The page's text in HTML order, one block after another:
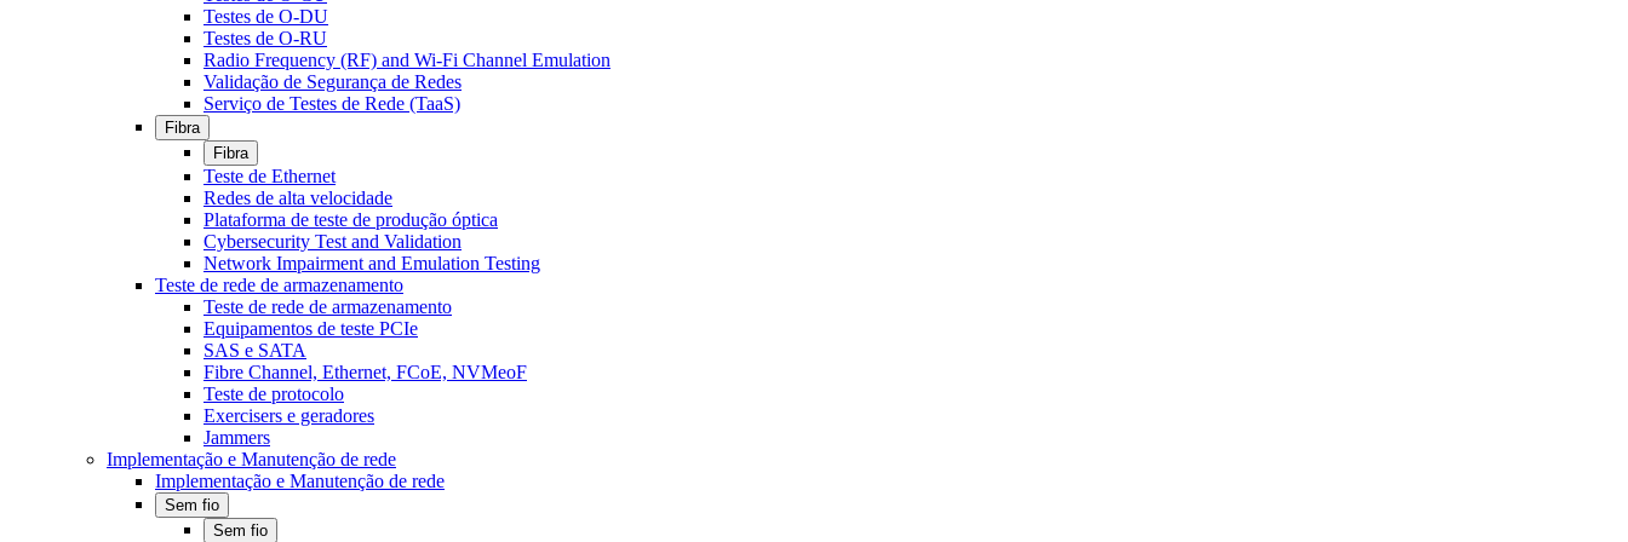
Testes de O-DU
Testes de O-RU
Radio Frequency (RF) and Wi-Fi Channel Emulation
Validação de Segurança de Redes
Serviço de Testes de Rede (TaaS)
Fibra
Fibra
Teste de Ethernet
Redes de alta velocidade
Plataforma de teste de produção óptica
Cybersecurity Test and Validation
Network Impairment and Emulation Testing
Teste de rede de armazenamento
Teste de rede de armazenamento
Equipamentos de teste PCIe
SAS e SATA
Fibre Channel, Ethernet, FCoE, NVMeoF
Teste de protocolo
Exercisers e geradores
Jammers
Implementação e Manutenção de rede
Implementação e Manutenção de rede
Sem fio
Sem fio